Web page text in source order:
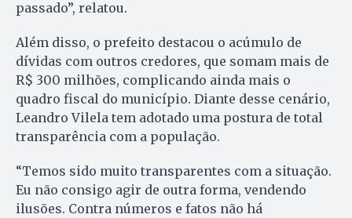
passado”, relatou.
Além disso, o prefeito destacou o acúmulo de
dívidas com outros credores, que somam mais de
R$ 300 milhões, complicando ainda mais o
quadro fiscal do município. Diante desse cenário,
Leandro Vilela tem adotado uma postura de total
transparência com a população.
“Temos sido muito transparentes com a situação.
Eu não consigo agir de outra forma, vendendo
ilusões. Contra números e fatos não há